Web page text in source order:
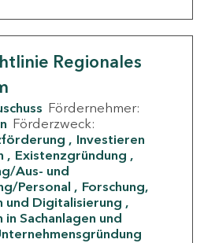
Regionales
Fördernehmer:
Förderzweck:
Investieren
Existenzgründung
Aus- und
Personal
Forschung,
und Digitalisierung
Sachanlagen und